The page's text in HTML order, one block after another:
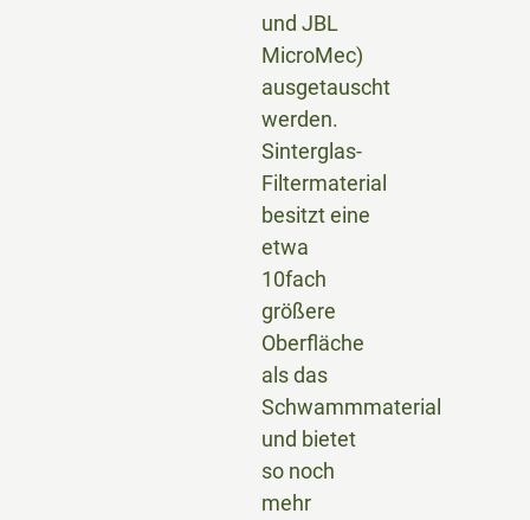
und JBL
MicroMec)
ausgetauscht
werden.
Sinterglas-
Filtermaterial
besitzt eine
etwa
10fach
größere
Oberfläche
als das
Schwammmaterial
und bietet
so noch
mehr